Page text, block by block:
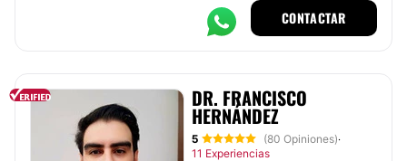
CONTACTAR
DR. FRANCISCO
HERNÁNDEZ
5 (80 Opiniones)·
11 Experiencias